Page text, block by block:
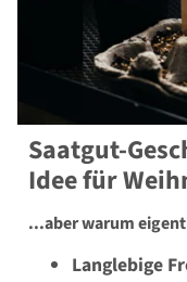
Saatgut-
Idee für
...aber warum
Langlebige